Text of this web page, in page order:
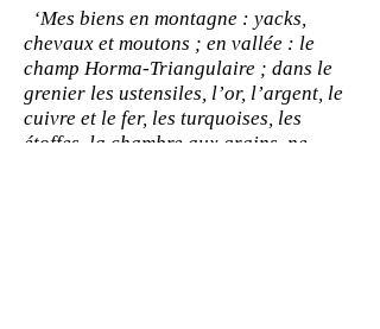
‘Mes biens en montagne : yacks,
chevaux et moutons ; en vallée : le
champ Horma-Triangulaire ; dans le
grenier les ustensiles, l’or, l’argent, le
cuivre et le fer, les turquoises, les
étoffes, la chambre aux grains, ne